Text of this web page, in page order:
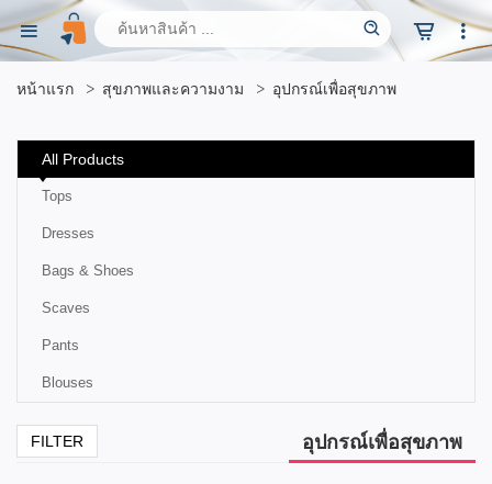
หน้าแรก สุขภาพและความงาม อุปกรณ์เพื่อสุขภาพ
All Products
Tops
Dresses
Bags & Shoes
Scaves
Pants
Blouses
FILTER อุปกรณ์เพื่อสุขภาพ